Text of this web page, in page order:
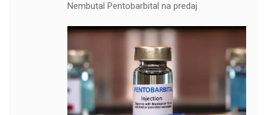
Nembutal Pentobarbital na predaj